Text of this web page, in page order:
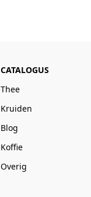
CATALOGUS
Thee
Kruiden
Blog
Koffie
Overig